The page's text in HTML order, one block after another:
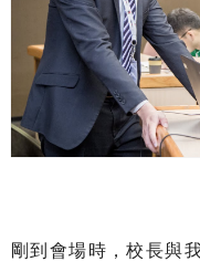
剛到會場時，校長與